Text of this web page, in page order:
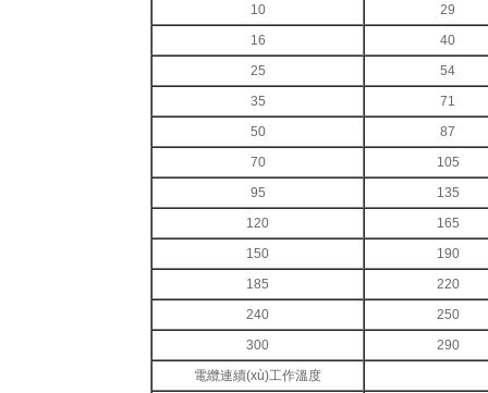
10
29
16
40
25
54
35
71
50
87
70
105
95
135
120
165
150
190
185
220
240
250
300
290
電纜連續(xù)工作溫度